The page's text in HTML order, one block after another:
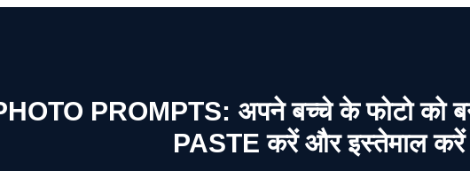
PROMPTS: अपने बच्चे के फोटो को
PASTE करें और इस्तेमाल करें